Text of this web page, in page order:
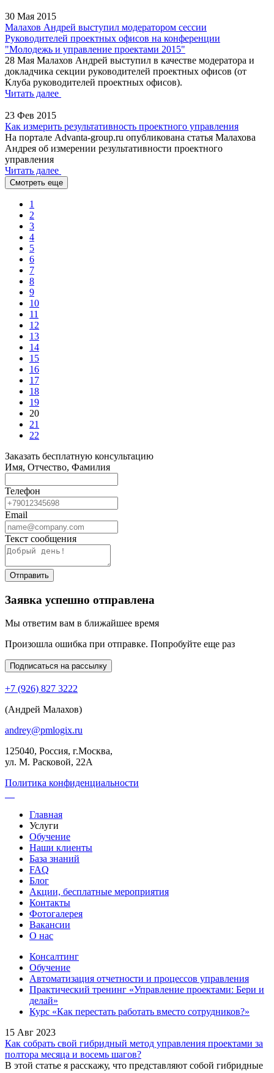
30 Мая 2015
Малахов Андрей выступил модератором сессии
Руководителей проектных офисов на конференции
"Молодежь и управление проектами 2015"
28 Мая Малахов Андрей выступил в качестве модератора и
докладчика секции руководителей проектных офисов (от
Клуба руководителей проектных офисов).
Читать далее
23 Фев 2015
Как измерить результативность проектного управления
На портале Advanta-group.ru опубликована статья Малахова
Андрея об измерении результативности проектного
управления
Читать далее
Смотреть еще
1
2
3
4
5
6
7
8
9
10
11
12
13
14
15
16
17
18
19
20
21
22
Заказать бесплатную консультацию
Имя, Отчество, Фамилия
Телефон
Email
Текст сообщения
Отправить
Заявка успешно отправлена
Мы ответим вам в ближайшее время
Произошла ошибка при отправке. Попробуйте еще раз
Подписаться на рассылку
+7 (926) 827 3222
(Андрей Малахов)
andrey@pmlogix.ru
125040, Россия, г.Москва,
ул. М. Расковой, 22А
Политика конфиденциальности
Главная
Услуги
Обучение
Наши клиенты
База знаний
FAQ
Блог
Акции, бесплатные мероприятия
Контакты
Фотогалерея
Вакансии
О нас
Консалтинг
Обучение
Автоматизация отчетности и процессов управления
Практический тренинг «Управление проектами: Бери и
делай»
Курс «Как перестать работать вместо сотрудников?»
15 Авг 2023
Как собрать свой гибридный метод управления проектами за
полтора месяца и восемь шагов?
В этой статье я расскажу, что представляют собой гибридные